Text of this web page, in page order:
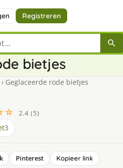
Registreren
bietjes
› Geglaceerde rode bietjes
2.4 (5)
3
Pinterest
Kopieer link